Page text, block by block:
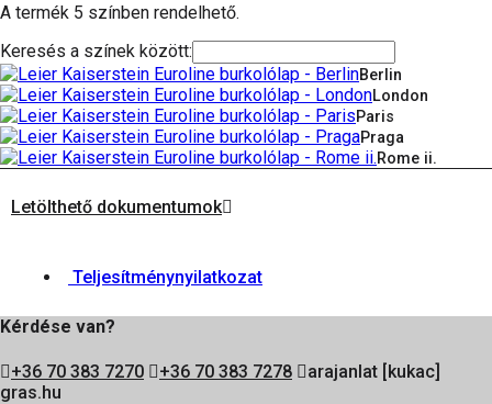
A termék 5 színben rendelhető.
Keresés a színek között:
Berlin
London
Paris
Praga
Rome ii.
Letölthető dokumentumok
Teljesítménynyilatkozat
Kérdése van?
+36 70 383 7270 +36 70 383 7278
arajanlat [kukac]
gras.hu